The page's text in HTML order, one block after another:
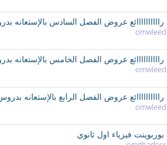
راااااااااائع عروض الفصل السادس
omwleed
راااااااااائع عروض الفصل الخامس
omwleed
راااااااااائع عروض الفصل الرابع
omwleed
بوربوينت فيزياء اول ثانوي